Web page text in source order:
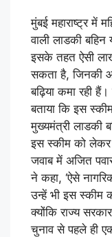
मुंबई महाराष्ट्र में
वाली लाडकी बहिन
इसके तहत ऐसी
सकता है, जिनकी
बढ़िया कमा रही
बताया कि इस
मुख्यमंत्री लाडकी
इस स्कीम को लेकर
जवाब में अजित
ने कहा, ‘ऐसे
उन्हें भी इस स्कीम
क्योंकि राज्य
चुनाव से पहले ही